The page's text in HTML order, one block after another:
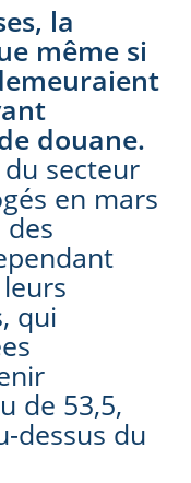
la
même si
douane.
du secteur
en mars
des
qui
de 53,5,
dessus du